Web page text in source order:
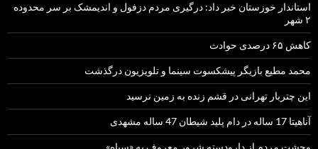
استاندار خوزستان خبر داد: درگیری مردم دزفول و اندیمشک بر سر محدوده
۲ شهر
کاهش ۶۵ درصدی حوادث
محمد مطیع بازیگر پیشکسوت سینما و تلویزیون درگذشت
این چتربار تهرانی در قشم زنده به زمین نرسید
آناهیتا 17 ساله در دام پلید شیطان 47 ساله مشهدی
وحشت مردم از دارودسته شرور معروف به «سیاه»